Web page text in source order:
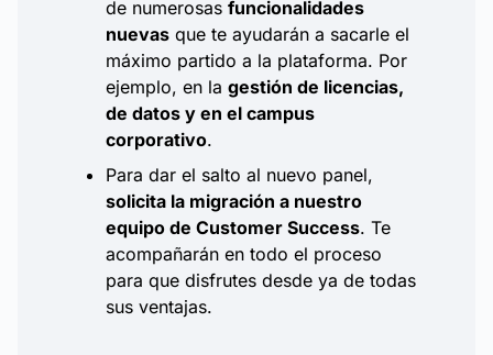
de numerosas funcionalidades
nuevas que te ayudarán a sacarle el
máximo partido a la plataforma. Por
ejemplo, en la gestión de licencias,
de datos y en el campus
corporativo.
Para dar el salto al nuevo panel,
solicita la migración a nuestro
equipo de Customer Success. Te
acompañarán en todo el proceso
para que disfrutes desde ya de todas
sus ventajas.